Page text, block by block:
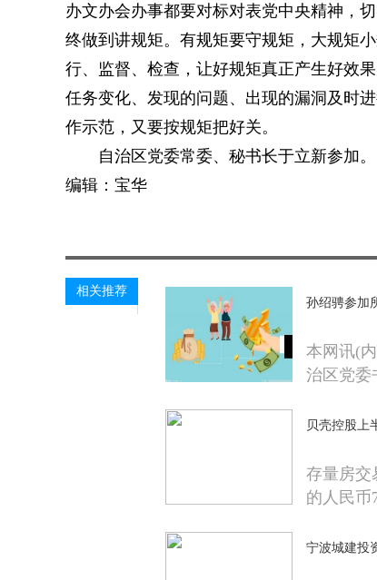
办文办会办事都要对标对表党中央精神，
终做到讲规矩。有规矩要守规矩，大规矩
行、监督、检查，让好规矩真正产生好效
任务变化、发现的问题、出现的漏洞及时
作示范，又要按规矩把好关。
自治区党委常委、秘书长于立新参加。
编辑：宝华
相关推荐
孙绍骋参加
本网讯(
治区党委
贝壳控股上
存量房交
的人民币
宁波城建投